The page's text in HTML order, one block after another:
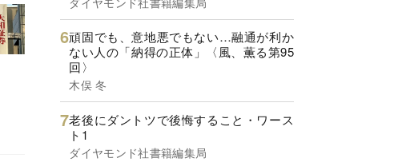
頑固でも、意地悪でもない…融通が利か
ない人の「納得の正体」〈風、薫る第95
回〉
木俣 冬
老後にダントツで後悔すること・ワース
ト1
ダイヤモンド社書籍編集局